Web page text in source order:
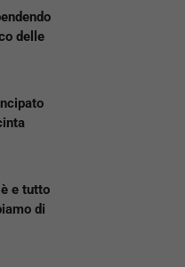
delle
e tutto
di